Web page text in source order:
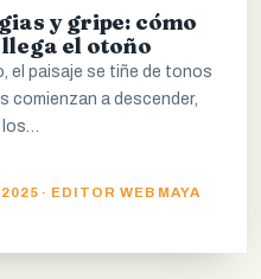
y gripe: cómo
el otoño
el paisaje se tiñe de tonos
comienzan a descender,
los…
· EDITOR WEB MAYA